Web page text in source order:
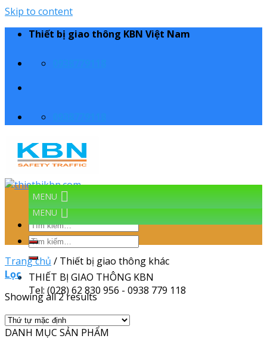
Skip to content
Thiết bị giao thông KBN Việt Nam
MENU
THIẾT BỊ GIAO THÔNG KBN
Tel: (028) 62 830 956 - 0938 779 118
MENU
Trang chủ / Thiết bị giao thông khác
Lọc
Showing all 2 results
DANH MỤC SẢN PHẨM